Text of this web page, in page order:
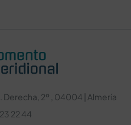
Derecha, 2º , 04004 | Almería
22 44